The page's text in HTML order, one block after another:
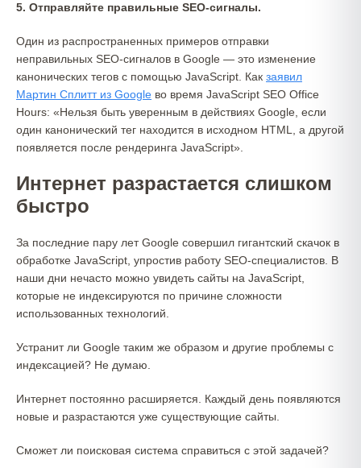
5. Отправляйте правильные SEO-сигналы.
Один из распространенных примеров отправки
неправильных SEO-сигналов в Google — это изменение
канонических тегов с помощью JavaScript. Как заявил
Мартин Сплитт из Google во время JavaScript SEO Office
Hours: «Нельзя быть уверенным в действиях Google, если
один канонический тег находится в исходном HTML, а другой
появляется после рендеринга JavaScript».
Интернет разрастается слишком
быстро
За последние пару лет Google совершил гигантский скачок в
обработке JavaScript, упростив работу SEO-специалистов. В
наши дни нечасто можно увидеть сайты на JavaScript,
которые не индексируются по причине сложности
использованных технологий.
Устранит ли Google таким же образом и другие проблемы с
индексацией? Не думаю.
Интернет постоянно расширяется. Каждый день появляются
новые и разрастаются уже существующие сайты.
Сможет ли поисковая система справиться с этой задачей?